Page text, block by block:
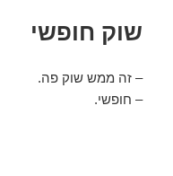
שוק חופשי
– זה ממש שוק פה.
– חופשי.